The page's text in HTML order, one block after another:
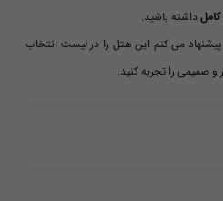
داشته باشید.
می کنم این هتل را در لیست انتخاب
و صمیمی را تجربه کنید.